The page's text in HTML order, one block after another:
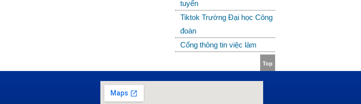
tuyển
Tiktok Trường Đại học Công
đoàn
Cổng thông tin việc làm
Top